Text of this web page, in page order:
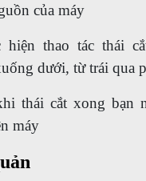
của máy
thao tác thái
dưới, từ trái qua
thái cắt xong bạn
máy